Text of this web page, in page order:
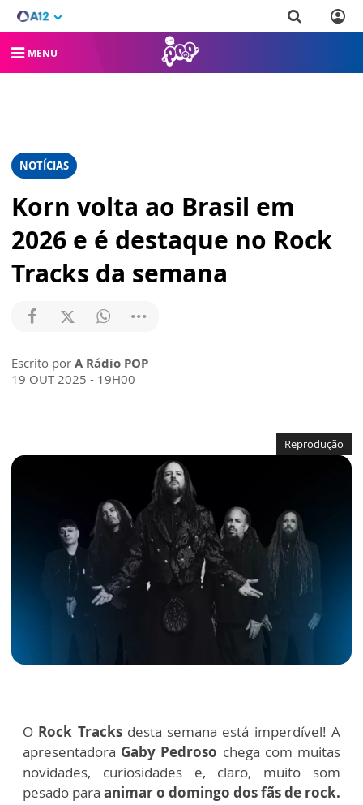
MENU
NOTÍCIAS
Korn volta ao Brasil em
2026 e é destaque no Rock
Tracks da semana
Escrito por A Rádio POP
19 OUT 2025 - 19H00
Reprodução
O Rock Tracksdesta semana está imperdível! A
apresentadora Gaby Pedroso chega com muitas
novidades, curiosidades e, claro, muito som
pesado para animar o domingo dos fãs de rock.